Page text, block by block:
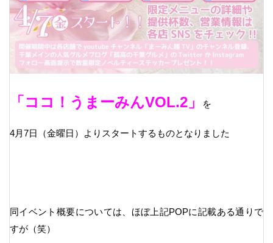
「ココ！うまーみんVOL.2」 を
4月7日（金曜日）よりスタートするものとなりました
同イベント概要については、ほぼ上記POPに記載ある通りで
すが（笑）